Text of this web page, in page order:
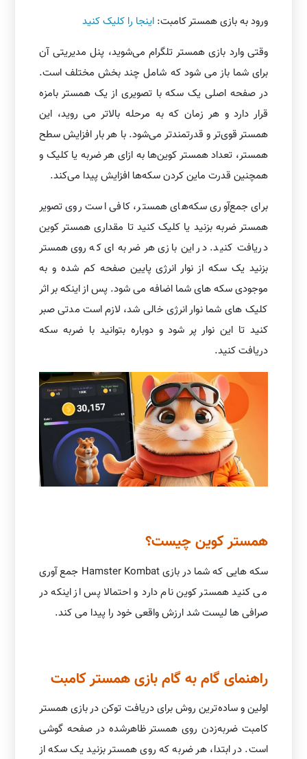
ورود به بازی همستر کامبت: اینجا را کلیک کنید
وقتی وارد بازی همستر تلگرام می‌شوید، پنل مدیریتی آن
برای شما باز می شود که شامل چند بخش مختلف است.
در صفحه اصلی یک سکه با تصویری از یک همستر بامزه
قرار دارد و هر زمان که به مرحله بالاتر می روید، این
همستر قوی‌تر و قدرتمندتر می‌شود. با هر بار افزایش سطح
همستر، تعداد همستر کوین‌ها به ازای هر ضربه یا کلیک و
همچنین قدرت ماین کردن سکه‌ها افزایش پیدا می‌کند.
برای جمع‌آوری سکه‌های همستر، کافی است روی تصویر
همستر ضربه بزنید یا کلیک کنید تا مقداری همستر کوین
دریافت کنید. در این بازی هر ضربه ای که روی همستر
بزنید یک سکه از نوار انرژی پایین صفحه کم شده و به
موجودی سکه های شما اضافه می شود. پس از اینکه بر اثر
کلیک های شما نوار انرژی خالی شد، لازم است مدتی صبر
کنید تا این نوار پر شود و دوباره بتوانید با ضربه سکه
دریافت کنید.
همستر کوین چیست؟
سکه هایی که شما در بازی Hamster Kombat جمع آوری
می کنید همستر کوین نام دارد و احتمالا پس از اینکه در
صرافی ها لیست شد ارزش واقعی خود را پیدا می کند.
راهنمای گام به گام بازی همستر کامبت
اولین و ساده‌ترین روش برای دریافت توکن در بازی همستر
کامبت ضربه‌زدن روی همستر ظاهرشده در صفحه گوشی
است. در ابتدا، هر ضربه که روی همستر بزنید یک سکه از